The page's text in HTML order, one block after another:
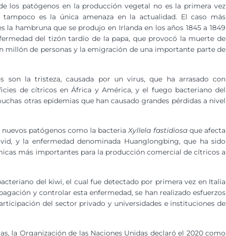
los patógenos en la producción vegetal no es la primera vez
tampoco es la única amenaza en la actualidad. El caso más
la hambruna que se produjo en Irlanda en los años 1845 a 1849
del tizón tardío de la papa, que provocó la muerte de
millón de personas y la emigración de una importante parte de
son la tristeza, causada por un virus, que ha arrasado con
de cítricos en África y América, y el fuego bacteriano del
otras epidemias que han causado grandes pérdidas a nivel
patógenos como la bacteriaXyllela fastidiosa que afecta
y la enfermedad denominada Huanglongbing, que ha sido
más importantes para la producción comercial de cítricos a
del kiwi, el cual fue detectado por primera vez en Italia
y controlar esta enfermedad, se han realizado esfuerzos
del sector privado y universidades e instituciones de
la Organización de las Naciones Unidas declaró el 2020 como